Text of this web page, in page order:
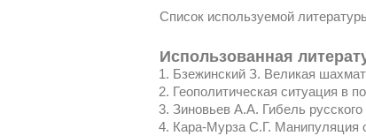
Список используемой
Использованная
Бзежинский З. Великая
Геополитическая ситуация в
Зиновьев А.А. Гибель
Кара-Мурза С.Г. Манипуляция